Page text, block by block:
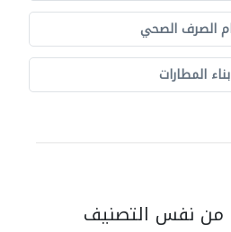
الصرف الصحي
بناء المطارات
من نفس التصنيف